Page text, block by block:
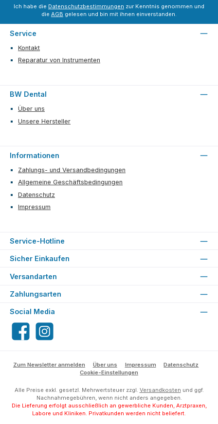
Ich habe die Datenschutzbestimmungen zur Kenntnis genommen und
die AGB gelesen und bin mit ihnen einverstanden.
Service
Kontakt
Reparatur von Instrumenten
BW Dental
Über uns
Unsere Hersteller
Informationen
Zahlungs- und Versandbedingungen
Allgemeine Geschäftsbedingungen
Datenschutz
Impressum
Service-Hotline
Sicher Einkaufen
Versandarten
Zahlungsarten
Social Media
FacebookInstagram
Zum Newsletter anmelden Über uns Impressum
Datenschutz
Cookie-Einstellungen
Alle Preise exkl. gesetzl. Mehrwertsteuer zzgl. Versandkosten und ggf.
Nachnahmegebühren, wenn nicht anders angegeben.
Die Lieferung erfolgt ausschließlich an gewerbliche Kunden, Arztpraxen,
Labore und Kliniken. Privatkunden werden nicht beliefert.